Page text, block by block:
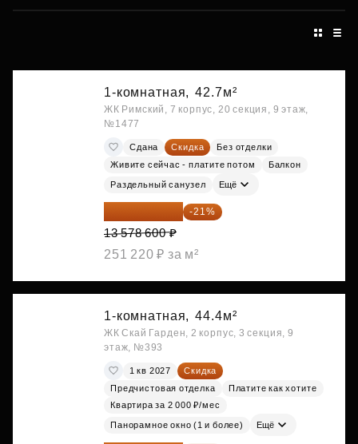
1-комнатная, 42.7м²
ЖК Римский, 7 корпус, 20 секция, 9 этаж,
№1477
Сдана Скидка
Без отделки
Живите сейчас - платите потом
Балкон
Раздельный санузел Ещё
10 727 094 ₽ -21%
13 578 600 ₽
251 220 ₽ за м²
1-комнатная, 44.4м²
ЖК Скай Гарден, 2 корпус, 3 секция, 9
этаж, №393
1 кв 2027
Скидка
Предчистовая отделка
Платите как хотите
Квартира за 2 000 ₽/мес
Панорамное окно (1 и более) Ещё